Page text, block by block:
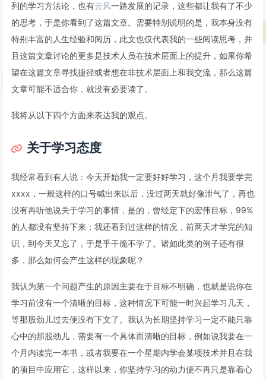
列的学习方法论，也有云风一路发展的记录，这些都让我有了不少
的思考，于是你看到了这篇文章。需要特别说明的是，我本身没有
特别丰富的人生经验和阅历，此文也仅代表我的一些阅读思考，并
且这篇文章讨论的更多是技术人员在技术层面上的提升，如果你希
望在这篇文章寻找捷径或者想在非技术层面上和我交流，那么这篇
文章可能不适合你，就没有必要读了。
我将从以下四个方面来表达我的观点。
关于学习态度
我经常看到有人说：今天开始我一定要好好学习，这个月我要学完
xxxx，一般这样的口号喊出来以后，没过两天就好像泄气了，再也
没有再听他说关于学习的事情，是的，曾经定下的宏伟目标，99%
的人都没有坚持下来；我还看到过这样的情况，前两天才学完的知
识，到今天又忘了，于是乎干脆不学了。诸如此类的例子还有很
多，那么如何会产生这样的现象呢？
我认为第一个问题产生的原因主要在于目标不明确，也就是说你在
学习前没有一个清晰的目标，这种情况下可能一时兴起学习几天，
等那股劲儿过去便没有下文了。我认为长期坚持学习一定不能只靠
心中的那股劲儿，需要有一个具体而清晰的目标，例如说我要在一
个月内读完一本书，或者我要在一个星期内学会某项技术并且在我
的项目中应用它，这样以来，你坚持学习的动力便不再只是靠着心